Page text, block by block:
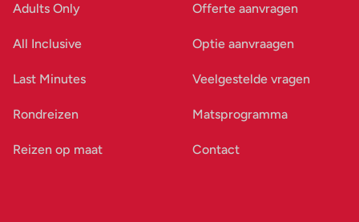
Adults Only
All Inclusive
Last Minutes
Rondreizen
Reizen op maat
Offerte aanvragen
Optie aanvraagen
Veelgestelde vragen
Matsprogramma
Contact